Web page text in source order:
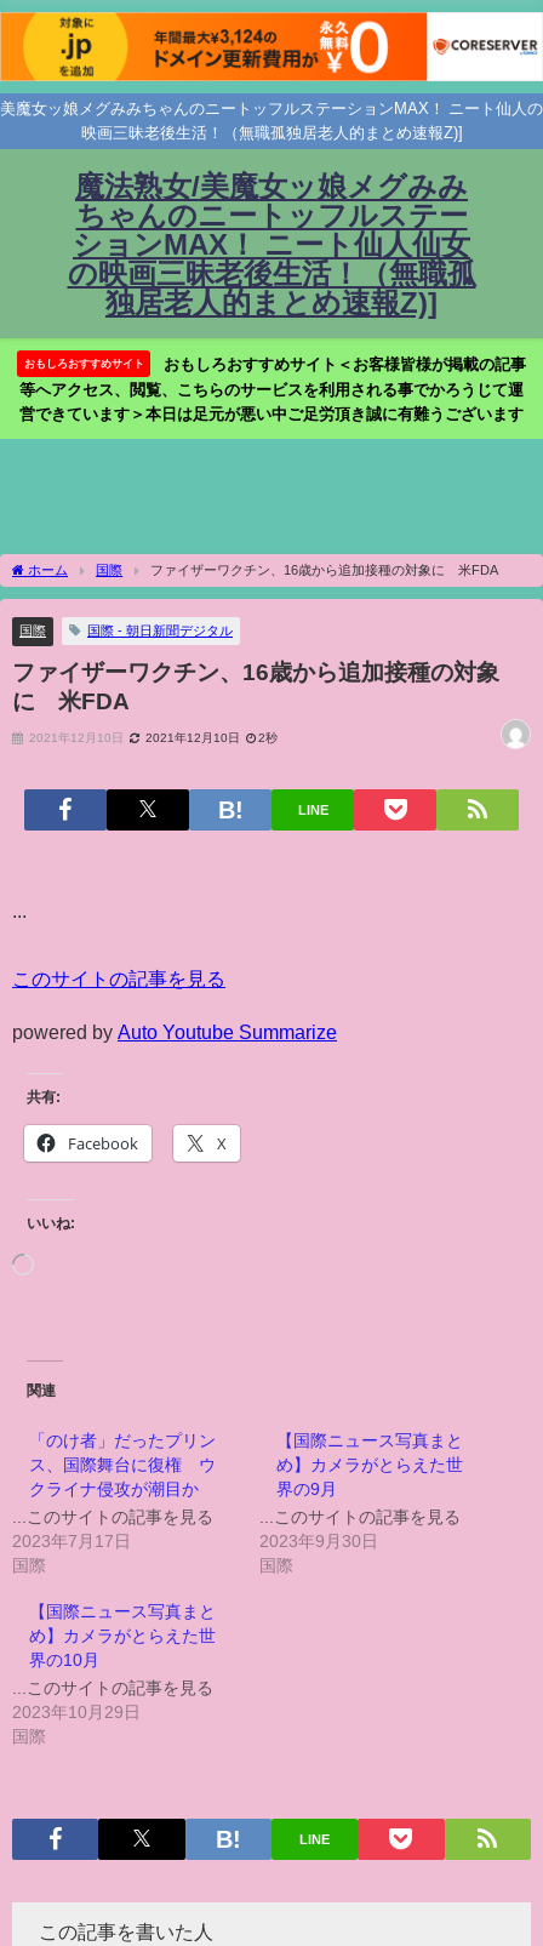
美魔女ッ娘メグみみちゃんのニートッフルステーションMAX！ ニート仙人の
映画三昧老後生活！（無職孤独居老人的まとめ速報Z)]
魔法熟女/美魔女ッ娘メグみみ
ちゃんのニートッフルステー
ションMAX！ ニート仙人仙女
の映画三昧老後生活！（無職孤
独居老人的まとめ速報Z)]
おもしろおすすめサイト
おもしろおすすめサイト＜お客様皆様が掲載の記事
等へアクセス、閲覧、こちらのサービスを利用される事でかろうじて運
営できています＞本日は足元が悪い中ご足労頂き誠に有難うございます
ホーム 国際 ファイザーワクチン、16歳から追加接種の対象に 米FDA
国際 国際 - 朝日新聞デジタル
ファイザーワクチン、16歳から追加接種の対象
に 米FDA
2021年12月10日 2021年12月10日 2秒
LINE
...
このサイトの記事を見る
powered by Auto Youtube Summarize
共有:
Facebook X
いいね:
関連
「のけ者」だったプリン
ス、国際舞台に復権 ウ
クライナ侵攻が潮目か
...このサイトの記事を見る
2023年7月17日
国際
【国際ニュース写真まと
め】カメラがとらえた世
界の9月
...このサイトの記事を見る
2023年9月30日
国際
【国際ニュース写真まと
め】カメラがとらえた世
界の10月
...このサイトの記事を見る
2023年10月29日
国際
LINE
この記事を書いた人